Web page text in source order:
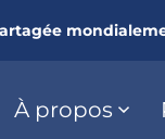
À propos